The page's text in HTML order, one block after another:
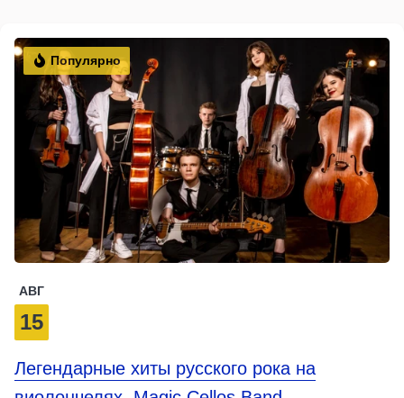
Популярно
АВГ
15
Легендарные хиты русского рока на